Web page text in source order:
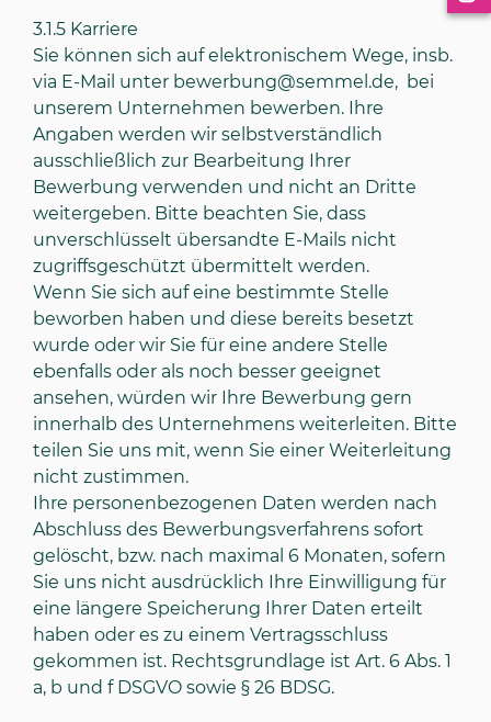
3.1.5 Karriere
Sie können sich auf elektronischem Wege, insb.
via E-Mail unter bewerbung@semmel.de, bei
unserem Unternehmen bewerben. Ihre
Angaben werden wir selbstverständlich
ausschließlich zur Bearbeitung Ihrer
Bewerbung verwenden und nicht an Dritte
weitergeben. Bitte beachten Sie, dass
unverschlüsselt übersandte E-Mails nicht
zugriffsgeschützt übermittelt werden.
Wenn Sie sich auf eine bestimmte Stelle
beworben haben und diese bereits besetzt
wurde oder wir Sie für eine andere Stelle
ebenfalls oder als noch besser geeignet
ansehen, würden wir Ihre Bewerbung gern
innerhalb des Unternehmens weiterleiten. Bitte
teilen Sie uns mit, wenn Sie einer Weiterleitung
nicht zustimmen.
Ihre personenbezogenen Daten werden nach
Abschluss des Bewerbungsverfahrens sofort
gelöscht, bzw. nach maximal 6 Monaten, sofern
Sie uns nicht ausdrücklich Ihre Einwilligung für
eine längere Speicherung Ihrer Daten erteilt
haben oder es zu einem Vertragsschluss
gekommen ist. Rechtsgrundlage ist Art. 6 Abs. 1
a, b und f DSGVO sowie § 26 BDSG.